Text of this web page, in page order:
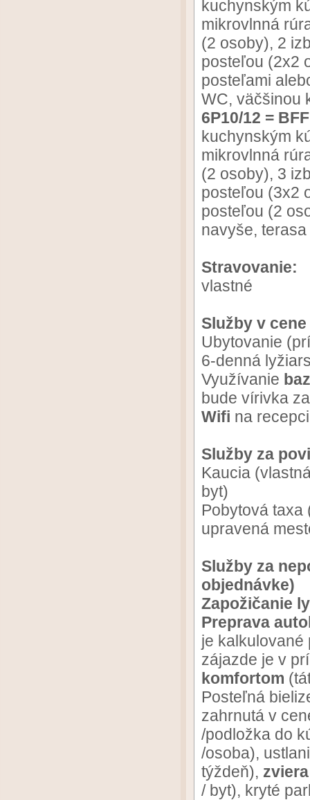
kuchynským
mikrovlnná
(2 osoby), 2
posteľou (2x2
posteľami
WC, väčšinou
6P10/12 =
kuchynským
mikrovlnná
(2 osoby), 3
posteľou (3x2
posteľou (2
navyše,
Stravovanie:
vlastné
Služby v
Ubytovanie
6-denná
Využívanie
bude vírivka
Wifi na
Služby za
Kaucia
byt)
Pobytová taxa
upravená
Služby za
objednávke)
Zapožičanie
Preprava
je kalkulované
zájazde je v
komfortom
Posteľná
zahrnutá v
/podložka do
/osoba),
týždeň), zviera
/ byt), kryté